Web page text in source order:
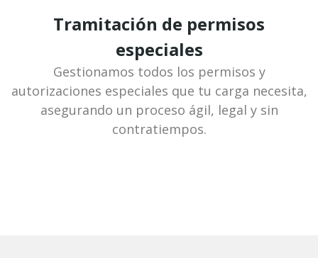
Tramitación de permisos
especiales
Gestionamos todos los permisos y
autorizaciones especiales que tu carga necesita,
asegurando un proceso ágil, legal y sin
contratiempos.